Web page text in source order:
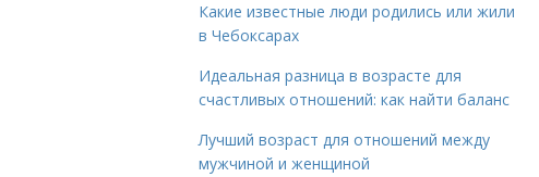
Какие известные люди родились или жили
в Чебоксарах
Идеальная разница в возрасте для
счастливых отношений: как найти баланс
Лучший возраст для отношений между
мужчиной и женщиной